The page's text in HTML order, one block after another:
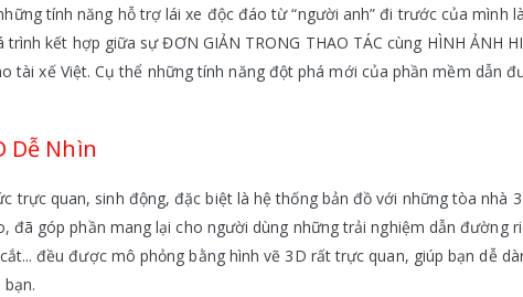
tính năng hỗ trợ lái xe độc đáo từ “người anh” đi trước của mình
kết hợp giữa sự ĐƠN GIẢN TRONG THAO TÁC cùng HÌNH ẢNH
tài xế Việt. Cụ thể những tính năng đột phá mới của phần mềm dẫn
Dễ Nhìn
trực quan, sinh động, đặc biệt là hệ thống bản đồ với những tòa nhà
góp phần mang lại cho người dùng những trải nghiệm dẫn đường
đều được mô phỏng bằng hình vẽ 3D rất trực quan, giúp bạn dễ